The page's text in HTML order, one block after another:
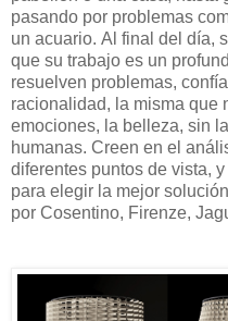
pasando por problemas
un acuario. Al final del día,
que su trabajo es un
resuelven problemas,
racionalidad, la misma que
emociones, la belleza, sin
humanas. Creen en el
diferentes puntos de vista,
para elegir la mejor
por Cosentino, Firenze,